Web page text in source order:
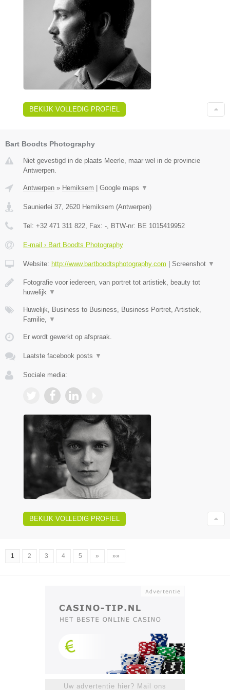
BEKIJK VOLLEDIG PROFIEL
Bart Boodts Photography
Niet gevestigd in de plaats Meerle, maar wel in de provincie
Antwerpen.
Antwerpen » Hemiksem Google maps ▼
Saunierlei 37 2620 Hemiksem (Antwerpen)
Tel: +32 471 311 822 , Fax: - , BTW-nr: BE 1015419952
E-mail › Bart Boodts Photography
Website: http://www.bartboodtsphotography.com Screenshot ▼
Fotografie voor iedereen, van portret tot artistiek, beauty tot
huwelijk ▼
Huwelijk, Business to Business, Business Portret, Artistiek,
Familie,
▼
Er wordt gewerkt op afspraak.
Laatste facebook posts ▼
Sociale media:
BEKIJK VOLLEDIG PROFIEL
1 2 3 4 5 » »»
Uw advertentie hier? Mail ons